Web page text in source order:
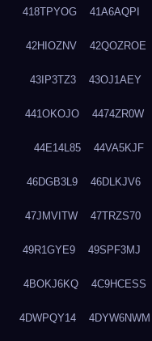
418TPYOG 41A6AQPI
42HIOZNV 42QOZROE
43IP3TZ3 43OJ1AEY
441OKOJO 4474ZR0W
44E14L85 44VA5KJF
46DGB3L9 46DLKJV6
47JMVITW 47TRZS70
49R1GYE9 49SPF3MJ
4BOKJ6KQ 4C9HCESS
4DWPQY14 4DYW6NWM